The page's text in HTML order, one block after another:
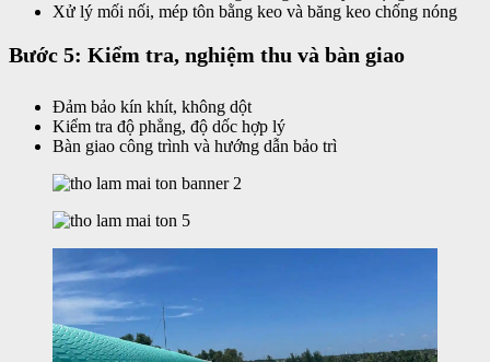
Xử lý mối nối, mép tôn bằng keo và băng keo chống nóng
Bước 5: Kiểm tra, nghiệm thu và bàn giao
Đảm bảo kín khít, không dột
Kiểm tra độ phẳng, độ dốc hợp lý
Bàn giao công trình và hướng dẫn bảo trì